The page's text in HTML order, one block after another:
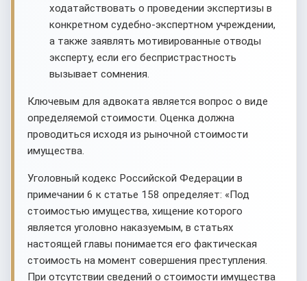
ходатайствовать о проведении экспертизы в
конкретном судебно-экспертном учреждении,
а также заявлять мотивированные отводы
эксперту, если его беспристрастность
вызывает сомнения.
Ключевым для адвоката является вопрос о виде
определяемой стоимости. Оценка должна
проводиться исходя из рыночной стоимости
имущества.
Уголовный кодекс Российской Федерации в
примечании 6 к статье 158 определяет: «Под
стоимостью имущества, хищение которого
является уголовно наказуемым, в статьях
настоящей главы понимается его фактическая
стоимость на момент совершения преступления.
При отсутствии сведений о стоимости имущества